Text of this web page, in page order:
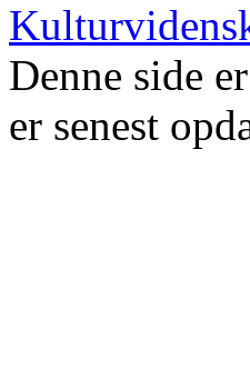
Denne side
er senest